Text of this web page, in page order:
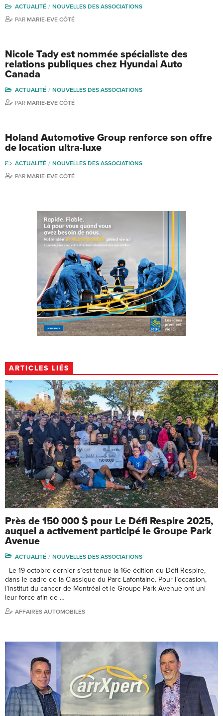
ACTUALITÉ
NOUVELLES DES ASSOCIATIONS
PAR MARIE-EVE CÔTÉ
Nicole Tady est nommée spécialiste des
relations publiques chez Hyundai Auto
Canada
ACTUALITÉ
NOUVELLES DES ASSOCIATIONS
PAR MARIE-EVE CÔTÉ
Holand Automotive Group renforce son offre
de location ultra-luxe
ACTUALITÉ
NOUVELLES DES ASSOCIATIONS
PAR MARIE-EVE CÔTÉ
ARTICLES LIÉS
Près de 150 000 $ pour Le Défi Respire 2025,
auquel a activement participé le Groupe Park
Avenue
ACTUALITÉ NOUVELLES DES ASSOCIATIONS
Le 19 octobre dernier s’est tenue la 16e édition du Défi Respire,
dans le cadre de la Classique du Parc Lafontaine. Pour l’occasion,
l’institut du cancer de Montréal et le Groupe Park Avenue ont uni
leur force afin de …
AFFAIRES AUTOMOBILES